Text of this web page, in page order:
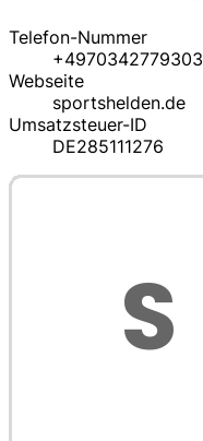
Telefon-Nummer
+4970342779303
Webseite
sportshelden.de
Umsatzsteuer-ID
DE285111276